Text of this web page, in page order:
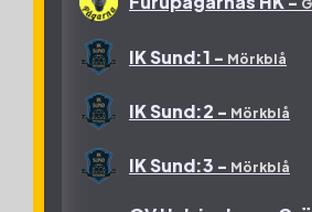
IK Sund:1 - Mörkblå
IK Sund:2 - Mörkblå
IK Sund:3 - Mörkblå